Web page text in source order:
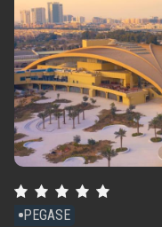
PEGASE